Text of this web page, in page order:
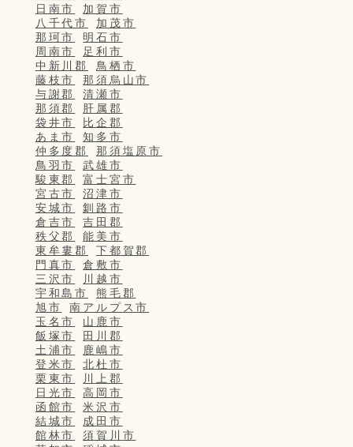
日南市
加賀市
八千代市
加茂市
那珂市
明石市
周南市
足利市
中新川郡
鳥栖市
藤枝市
那須烏山市
与謝郡
清瀬市
那須郡
肝属郡
袋井市
比企郡
あま市
知多市
仲多度郡
那須塩原市
鳥羽市
武雄市
駿東郡
富士宮市
宮古市
沼津市
安城市
釧路市
倉吉市
吉田郡
秩父郡
能美市
東牟婁郡
下都賀郡
門真市
倉敷市
三沢市
川越市
宇和島市
熊毛郡
旭市
南アルプス市
玉名市
山鹿市
飯塚市
田川郡
土浦市
鹿嶋市
登米市
北杜市
栗東市
川上郡
日光市
高岡市
函館市
米沢市
結城市
成田市
館林市
須賀川市